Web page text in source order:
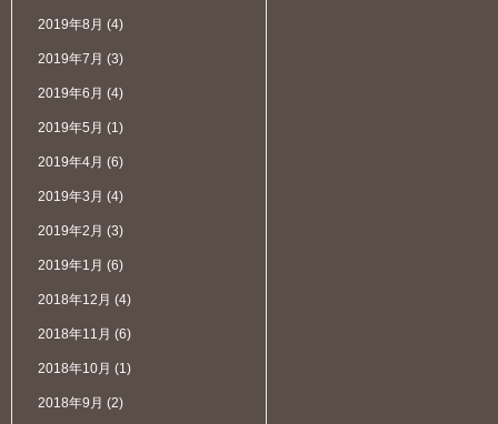
2019年8月 (4)
2019年7月 (3)
2019年6月 (4)
2019年5月 (1)
2019年4月 (6)
2019年3月 (4)
2019年2月 (3)
2019年1月 (6)
2018年12月 (4)
2018年11月 (6)
2018年10月 (1)
2018年9月 (2)